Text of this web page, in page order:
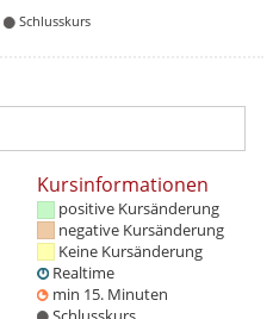
Schlusskurs
Kursinformationen
positive Kursänderung
negative Kursänderung
Keine Kursänderung
Realtime
min 15. Minuten